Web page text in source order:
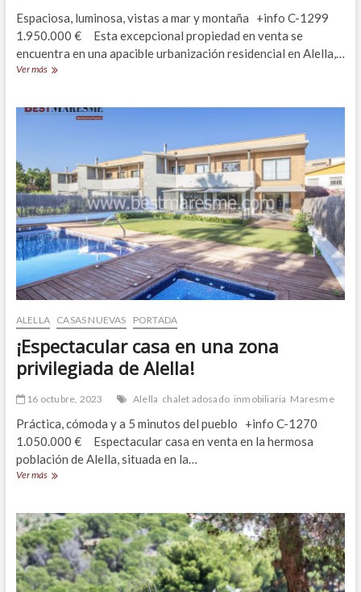
Espaciosa, luminosa, vistas a mar y montaña +info C-1299
1.950.000 € Esta excepcional propiedad en venta se
encuentra en una apacible urbanización residencial en Alella,…
Ver másExcepcional
urbanización
ALELLA CASAS NUEVAS PORTADA
¡Espectacular casa en una zona
privilegiada de Alella!
16 octubre, 2023 Alella chalet adosado inmobiliaria Maresme
Práctica, cómoda y a 5 minutos del pueblo +info C-1270
1.050.000 € Espectacular casa en venta en la hermosa
población de Alella, situada en la…
Ver más¡Espectacular
una
zona
privilegiada
de
Alella!